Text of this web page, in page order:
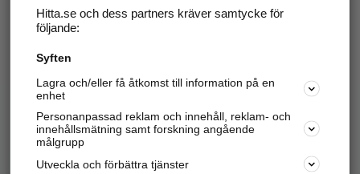
Hitta.se - Gratis nummerupplysning.
Sök företag, personer och platser.
Hitta telefonnummer, adresser, företagsinfo mm.
Hitta.se och dess partners kräver samtycke för
följande:
Syften
Lagra och/eller få åtkomst till information på en
enhet
Personanpassad reklam och innehåll, reklam- och
innehållsmätning samt forskning angående
målgrupp
Utveckla och förbättra tjänster